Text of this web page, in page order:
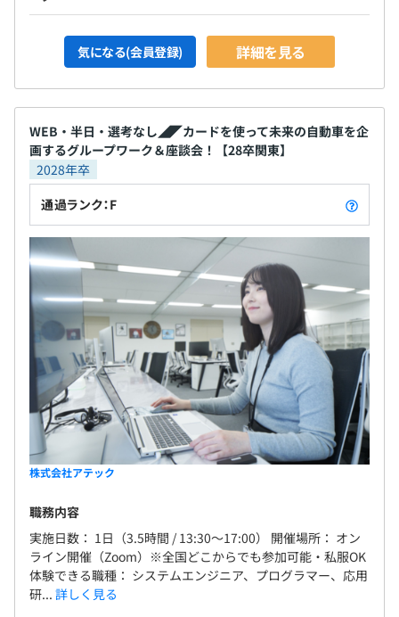
気になる(会員登録) 詳細を見る
WEB・半日・選考なし◢◤カードを使って未来の自動車を企
画するグループワーク＆座談会！【28卒関東】
2028年卒
通過ランク：F
株式会社アテック
職務内容
実施日数： 1日（3.5時間 / 13:30～17:00） 開催場所： オン
ライン開催（Zoom）※全国どこからでも参加可能・私服OK
体験できる職種： システムエンジニア、プログラマー、応用
研... 詳しく見る